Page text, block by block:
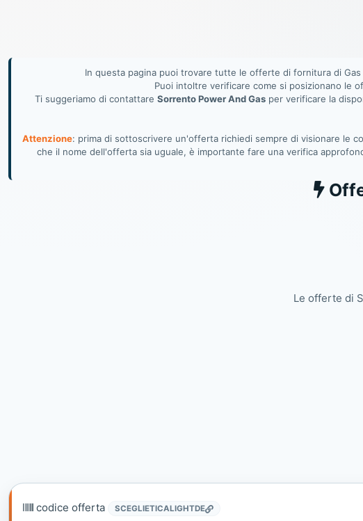
In questa pagina puoi trovare tutte le offerte di fornitura di
Puoi intoltre verificare come si posizionano le
Ti suggeriamo di contattare Sorrento Power And Gasper verificare la
Attenzione: prima di sottoscrivere un'offerta richiedi sempre di visionare le
che il nome dell'offerta sia uguale, è importante fare una verifica
Ele
Le offerte di
codice offerta SCEGLIETICALIGHTDE